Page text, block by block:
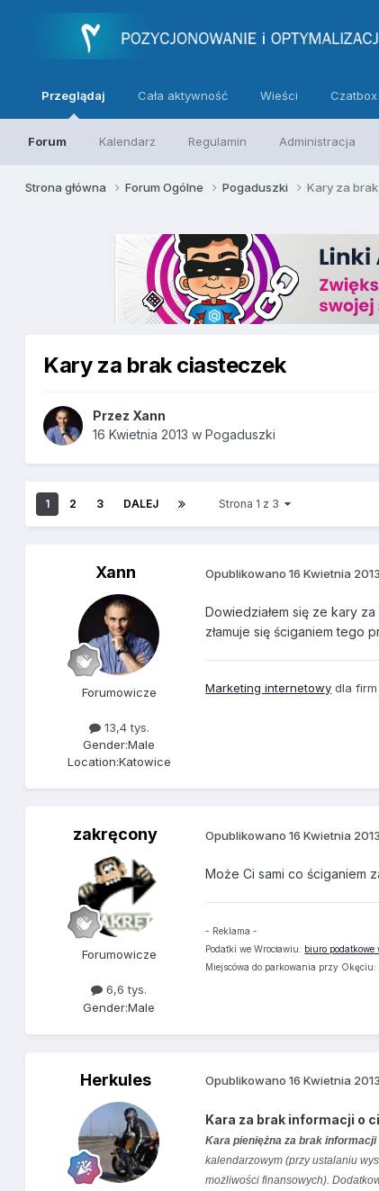
Przeglądaj
Forum Kalendarz Regulamin Administracja
Cała aktywność Wieści Czatbox
Strona główna Forum Ogólne Pogaduszki Kary za
Kary za brak ciasteczek
Przez Xann
16 Kwietnia 2013 wPogaduszki
1 2 3 DALEJ Strona 1 z 3
Xann
Forumowicze
13,4 tys.
Gender:Male
Location:Katowice
Opublikowano16 Kwietnia 2013
Dowiedziałem się ze kary
złamuje się ściganiem tego
Marketing internetowy dla firm
zakręcony
Forumowicze
6,6 tys.
Gender:Male
Opublikowano16 Kwietnia 2013
Może Ci sami co ściganiem
- Reklama -
Podatki we Wrocławiu: biuro podatkowe
Miejscówa do parkowania przy Okęciu:
Herkules Opublikowano16 Kwietnia 2013
Kara za brak informacji o
Kara pieniężna za brak
kalendarzowym (przy ustalaniu
możliwości finansowych).